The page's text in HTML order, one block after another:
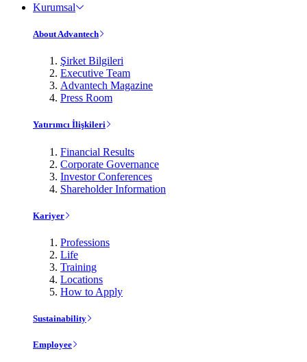
Kurumsal
About Advantech
Şirket Bilgileri
Executive Team
Advantech Magazine
Press Room
Yatırımcı İlişkileri
Financial Results
Corporate Governance
Investor Conferences
Shareholder Information
Kariyer
Professions
Life
Training
Locations
How to Apply
Sustainability
Employee